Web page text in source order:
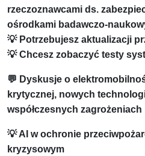
rzeczoznawcami ds.
ośrodkami badawczo-
💡 Potrzebujesz aktualizacji
💡 Chcesz zobaczyć testy
💬 Dyskusje o
krytycznej, nowych
współczesnych zagrożeniach
💡 AI w ochronie
kryzysowym